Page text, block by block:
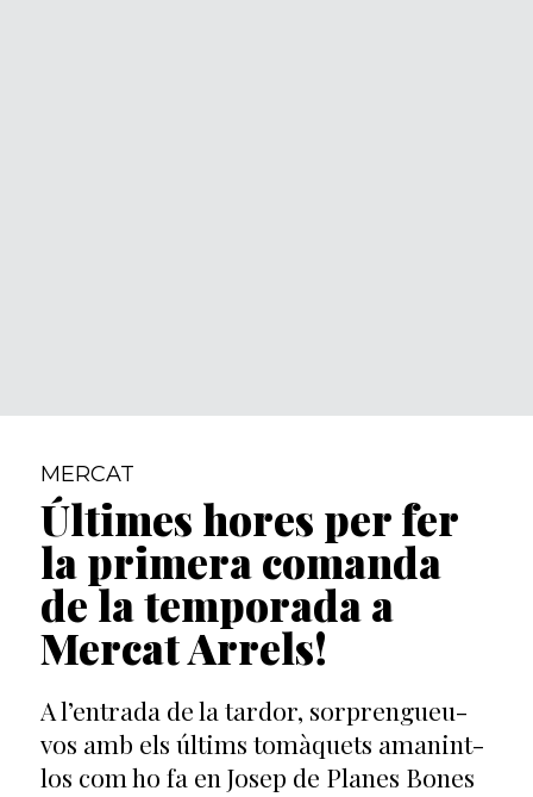
MERCAT
Últimes hores per fer
la primera comanda
de la temporada a
Mercat Arrels!
A l’entrada de la tardor, sorprengueu-
vos amb els últims tomàquets amanint-
los com ho fa en Josep de Planes Bones